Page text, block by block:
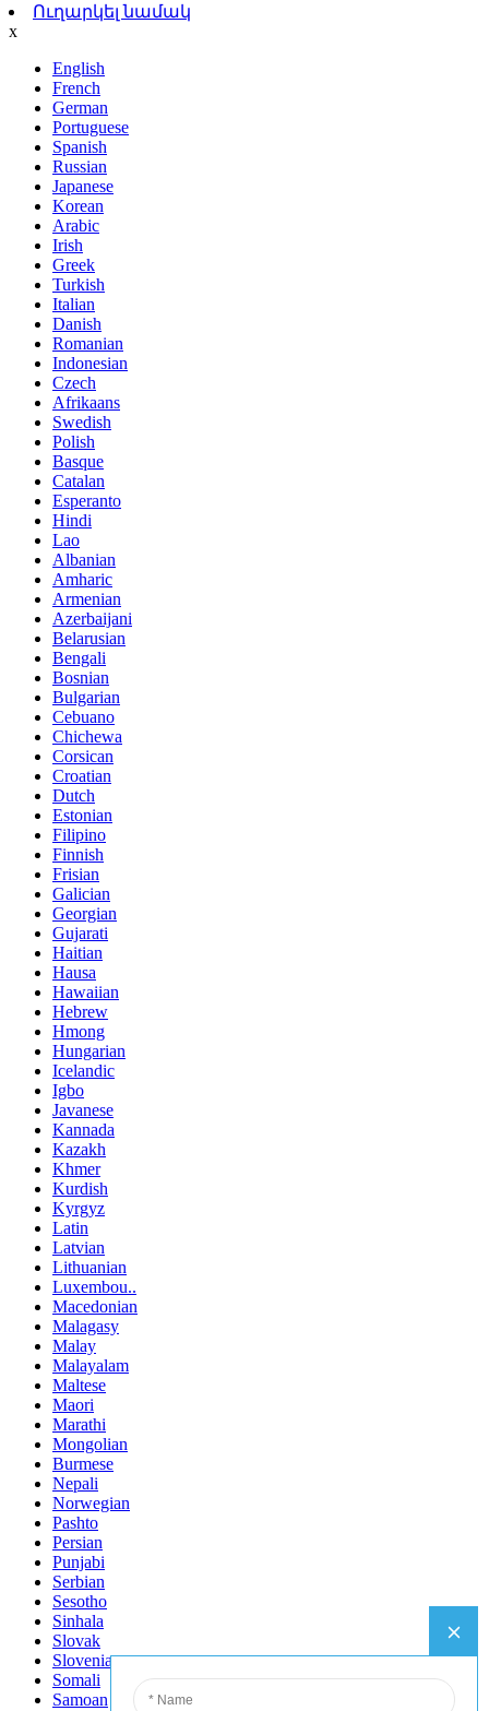
Ուղարկել նամակ
x
English
French
German
Portuguese
Spanish
Russian
Japanese
Korean
Arabic
Irish
Greek
Turkish
Italian
Danish
Romanian
Indonesian
Czech
Afrikaans
Swedish
Polish
Basque
Catalan
Esperanto
Hindi
Lao
Albanian
Amharic
Armenian
Azerbaijani
Belarusian
Bengali
Bosnian
Bulgarian
Cebuano
Chichewa
Corsican
Croatian
Dutch
Estonian
Filipino
Finnish
Frisian
Galician
Georgian
Gujarati
Haitian
Hausa
Hawaiian
Hebrew
Hmong
Hungarian
Icelandic
Igbo
Javanese
Kannada
Kazakh
Khmer
Kurdish
Kyrgyz
Latin
Latvian
Lithuanian
Luxembou..
Macedonian
Malagasy
Malay
Malayalam
Maltese
Maori
Marathi
Mongolian
Burmese
Nepali
Norwegian
Pashto
Persian
Punjabi
Serbian
Sesotho
Sinhala
Slovak
Slovenian
Somali
Samoan